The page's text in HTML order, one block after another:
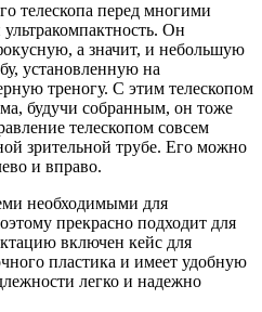
телескопа перед многими
Он
а значит, и небольшую
установленную на
треногу. С этим телескопом
будучи собранным, он тоже
телескопом совсем
зрительной трубе. Его можно
и вправо.
необходимыми для
прекрасно подходит для
включен кейс для
пластика и имеет удобную
легко и надежно